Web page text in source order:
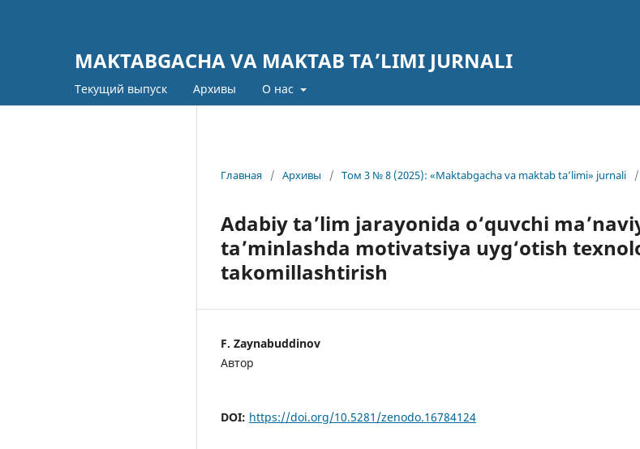
MAKTABGACHA VA MAKTAB TA’LIMI JURNALI
Текущий выпуск Архивы О нас
Главная / Архивы / Том 3 № 8 (2025): «Maktabgacha va maktab ta’limi» jurnali /
Adabiy ta’lim jarayonida o‘quvchi
ta’minlashda motivatsiya uyg‘otish
takomillashtirish
F. Zaynabuddinov
Автор
DOI: https://doi.org/10.5281/zenodo.16784124